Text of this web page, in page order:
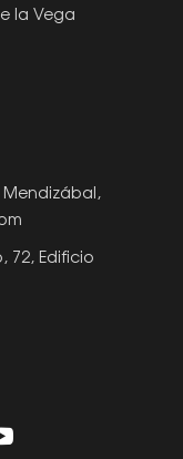
la Vega
72, Edificio